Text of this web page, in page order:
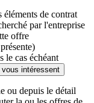
éléments de contrat
par l'entreprise
offre
le cas échéant
intéressent
ou depuis le détail